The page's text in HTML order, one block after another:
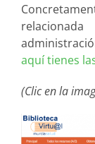
aquí tienes
(Clic en la